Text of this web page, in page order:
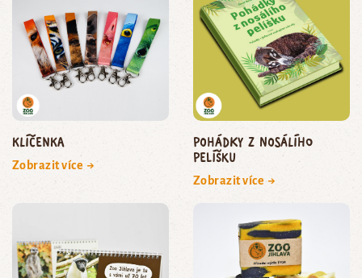
Klíčenka
Zobrazit více →
Pohádky z nosálího
pelíšku
Zobrazit více →